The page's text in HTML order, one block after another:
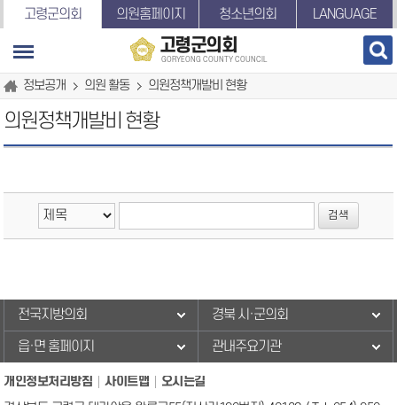
본문바로가기
고령군의회 의원홈페이지 청소년의회 LANGUAGE
고령군의회
GORYEONG COUNTY COUNCIL
정보공개 의원 활동 의원정책개발비 현황
의원정책개발비 현황
전국지방의회
경북 시·군의회
읍·면 홈페이지
관내주요기관
개인정보처리방침 사이트맵
오시는길